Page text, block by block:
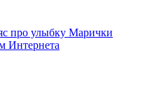
про улыбку Марички
Интернета